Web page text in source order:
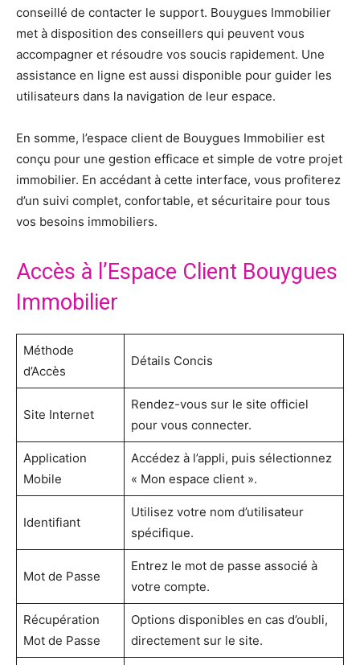
conseillé de contacter le support. Bouygues Immobilier
met à disposition des conseillers qui peuvent vous
accompagner et résoudre vos soucis rapidement. Une
assistance en ligne est aussi disponible pour guider les
utilisateurs dans la navigation de leur espace.
En somme, l’espace client de Bouygues Immobilier est
conçu pour une gestion efficace et simple de votre projet
immobilier. En accédant à cette interface, vous profiterez
d’un suivi complet, confortable, et sécuritaire pour tous
vos besoins immobiliers.
Accès à l’Espace Client Bouygues
Immobilier
Méthode
d’Accès
Détails Concis
Site Internet
Rendez-vous sur le site officiel
pour vous connecter.
Application
Mobile
Accédez à l’appli, puis sélectionnez
« Mon espace client ».
Identifiant
Utilisez votre nom d’utilisateur
spécifique.
Mot de Passe
Entrez le mot de passe associé à
votre compte.
Récupération
Mot de Passe
Options disponibles en cas d’oubli,
directement sur le site.